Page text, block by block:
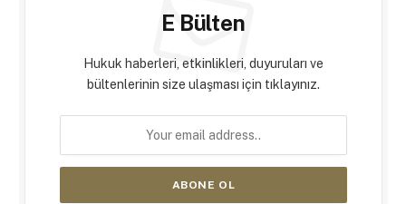
E Bülten
Hukuk haberleri, etkinlikleri, duyuruları ve
bültenlerinin size ulaşması için tıklayınız.